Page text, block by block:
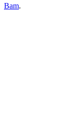
Bam.